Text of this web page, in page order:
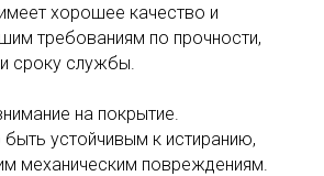
хорошее качество и
требованиям по прочности,
сроку службы.
на покрытие.
устойчивым к истиранию,
механическим повреждениям.